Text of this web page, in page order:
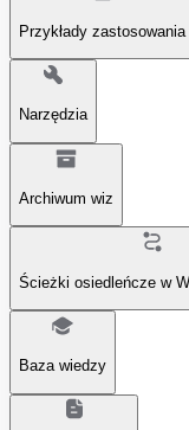
Przykłady zastosowania
Narzędzia
Archiwum wiz
Ścieżki osiedleńcze w
Baza wiedzy